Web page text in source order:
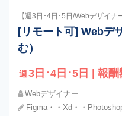
【週3日･4日･5日/Webデザイナ
[リモート可] Webデ
む）
週 3日･4日･5日 | 報酬
Webデザイナー
Figma・・Xd・・